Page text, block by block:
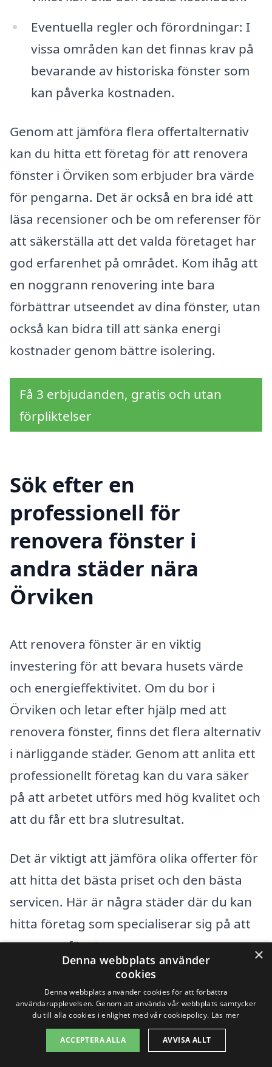
Eventuella regler och förordningar: I
vissa områden kan det finnas krav på
bevarande av historiska fönster som
kan påverka kostnaden.
Genom att jämföra flera offertalternativ
kan du hitta ett företag för att renovera
fönster i Örviken som erbjuder bra värde
för pengarna. Det är också en bra idé att
läsa recensioner och be om referenser för
att säkerställa att det valda företaget har
god erfarenhet på området. Kom ihåg att
en noggrann renovering inte bara
förbättrar utseendet av dina fönster, utan
också kan bidra till att sänka energi
kostnader genom bättre isolering.
Få 3 erbjudanden, gratis och utan
förpliktelser
Sök efter en
professionell för
renovera fönster i
andra städer nära
Örviken
Att renovera fönster är en viktig
investering för att bevara husets värde
och energieffektivitet. Om du bor i
Örviken och letar efter hjälp med att
renovera fönster, finns det flera alternativ
i närliggande städer. Genom att anlita ett
professionellt företag kan du vara säker
på att arbetet utförs med hög kvalitet och
att du får ett bra slutresultat.
Det är viktigt att jämföra olika offerter för
att hitta det bästa priset och den bästa
servicen. Här är några städer där du kan
hitta företag som specialiserar sig på att
renovera fönster:
Bureå
Eriksberg
×
Denna webbplats använder
cookies
Denna webbplats använder cookies för att förbättra
användarupplevelsen. Genom att använda vår webbplats samtycker
du till alla cookies i enlighet med vår cookiepolicy. Läs mer
ACCEPTERA ALLA AVVISA ALLT